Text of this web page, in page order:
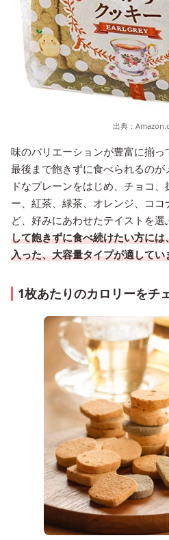
出典：
味のバリエーションが豊富に揃っ
最後まで飽きずに食べられるの
ドなプレーンをはじめ、チョコ
ー、紅茶、緑茶、オレンジ、コ
ど、好みにあわせたテイストを選
して飽きずに食べ続けたい方に
入った、大容量タイプが適してい
1枚あたりのカロリーをチ